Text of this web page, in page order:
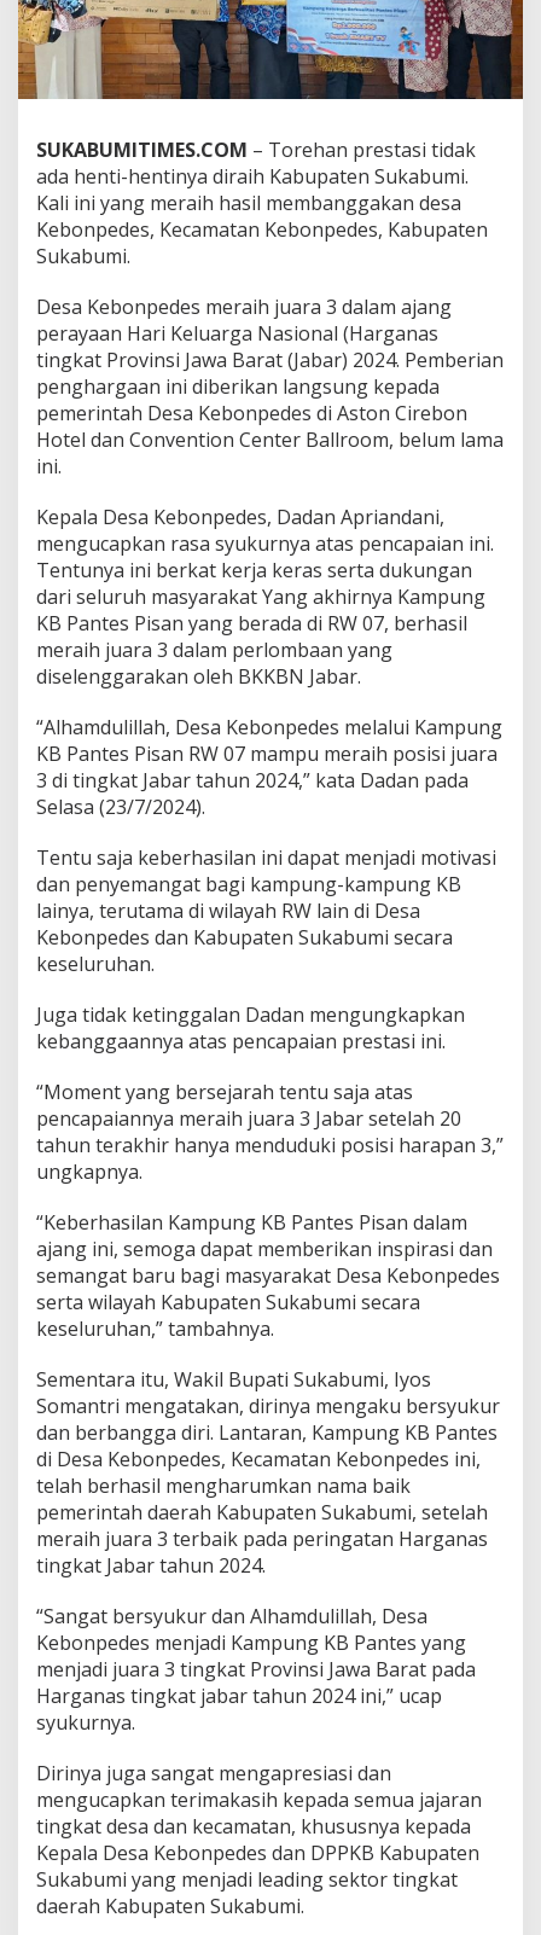
d
s
K
a
u
a
t
e
k
a
b
u
m
i
J
r
a
3
H
a
r
g
a
n
s
T
i
a
t
a
b
2
0
SUKABUMITIMES.COM – Torehan prestasi tidak
ada henti-hentinya diraih Kabupaten Sukabumi.
Kali ini yang meraih hasil membanggakan desa
Kebonpedes, Kecamatan Kebonpedes, Kabupaten
Sukabumi.
Desa Kebonpedes meraih juara 3 dalam ajang
perayaan Hari Keluarga Nasional (Harganas
tingkat Provinsi Jawa Barat (Jabar) 2024. Pemberian
penghargaan ini diberikan langsung kepada
pemerintah Desa Kebonpedes di Aston Cirebon
Hotel dan Convention Center Ballroom, belum lama
ini.
Kepala Desa Kebonpedes, Dadan Apriandani,
mengucapkan rasa syukurnya atas pencapaian ini.
Tentunya ini berkat kerja keras serta dukungan
dari seluruh masyarakat Yang akhirnya Kampung
KB Pantes Pisan yang berada di RW 07, berhasil
meraih juara 3 dalam perlombaan yang
diselenggarakan oleh BKKBN Jabar.
“Alhamdulillah, Desa Kebonpedes melalui Kampung
KB Pantes Pisan RW 07 mampu meraih posisi juara
3 di tingkat Jabar tahun 2024,” kata Dadan pada
Selasa (23/7/2024).
Tentu saja keberhasilan ini dapat menjadi motivasi
dan penyemangat bagi kampung-kampung KB
lainya, terutama di wilayah RW lain di Desa
Kebonpedes dan Kabupaten Sukabumi secara
keseluruhan.
Juga tidak ketinggalan Dadan mengungkapkan
kebanggaannya atas pencapaian prestasi ini.
“Moment yang bersejarah tentu saja atas
pencapaiannya meraih juara 3 Jabar setelah 20
tahun terakhir hanya menduduki posisi harapan 3,”
ungkapnya.
“Keberhasilan Kampung KB Pantes Pisan dalam
ajang ini, semoga dapat memberikan inspirasi dan
semangat baru bagi masyarakat Desa Kebonpedes
serta wilayah Kabupaten Sukabumi secara
keseluruhan,” tambahnya.
Sementara itu, Wakil Bupati Sukabumi, Iyos
Somantri mengatakan, dirinya mengaku bersyukur
dan berbangga diri. Lantaran, Kampung KB Pantes
di Desa Kebonpedes, Kecamatan Kebonpedes ini,
telah berhasil mengharumkan nama baik
pemerintah daerah Kabupaten Sukabumi, setelah
meraih juara 3 terbaik pada peringatan Harganas
tingkat Jabar tahun 2024.
“Sangat bersyukur dan Alhamdulillah, Desa
Kebonpedes menjadi Kampung KB Pantes yang
menjadi juara 3 tingkat Provinsi Jawa Barat pada
Harganas tingkat jabar tahun 2024 ini,” ucap
syukurnya.
Dirinya juga sangat mengapresiasi dan
mengucapkan terimakasih kepada semua jajaran
tingkat desa dan kecamatan, khususnya kepada
Kepala Desa Kebonpedes dan DPPKB Kabupaten
Sukabumi yang menjadi leading sektor tingkat
daerah Kabupaten Sukabumi.